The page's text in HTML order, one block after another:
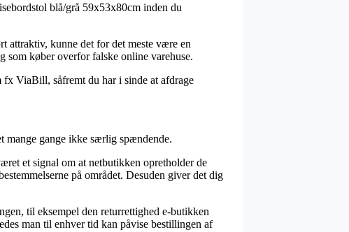
blå/grå 59x53x80cm inden du
attraktiv, kunne det for det meste være en
køber overfor falske online varehuse.
ViaBill, såfremt du har i sinde at afdrage
mange gange ikke særlig spændende.
et signal om at netbutikken opretholder de
på området. Desuden giver det dig
til eksempel den returrettighed e-butikken
man til enhver tid kan påvise bestillingen af